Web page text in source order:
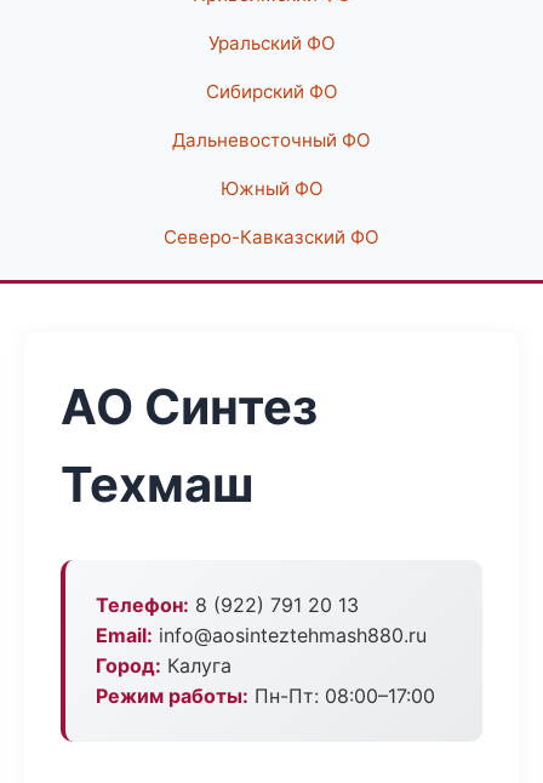
Уральский ФО
Сибирский ФО
Дальневосточный ФО
Южный ФО
Северо-Кавказский ФО
АО Синтез
Техмаш
Телефон: 8 (922) 791 20 13
Email: info@aosinteztehmash880.ru
Город: Калуга
Режим работы: Пн-Пт: 08:00–17:00